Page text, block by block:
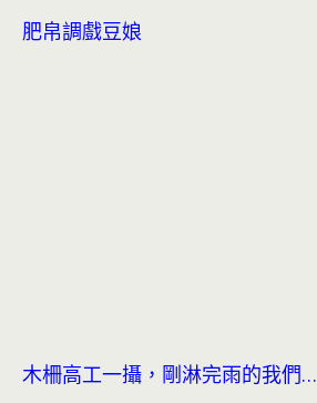
肥帛調戲豆娘
木柵高工一攝，剛淋完雨的我們…